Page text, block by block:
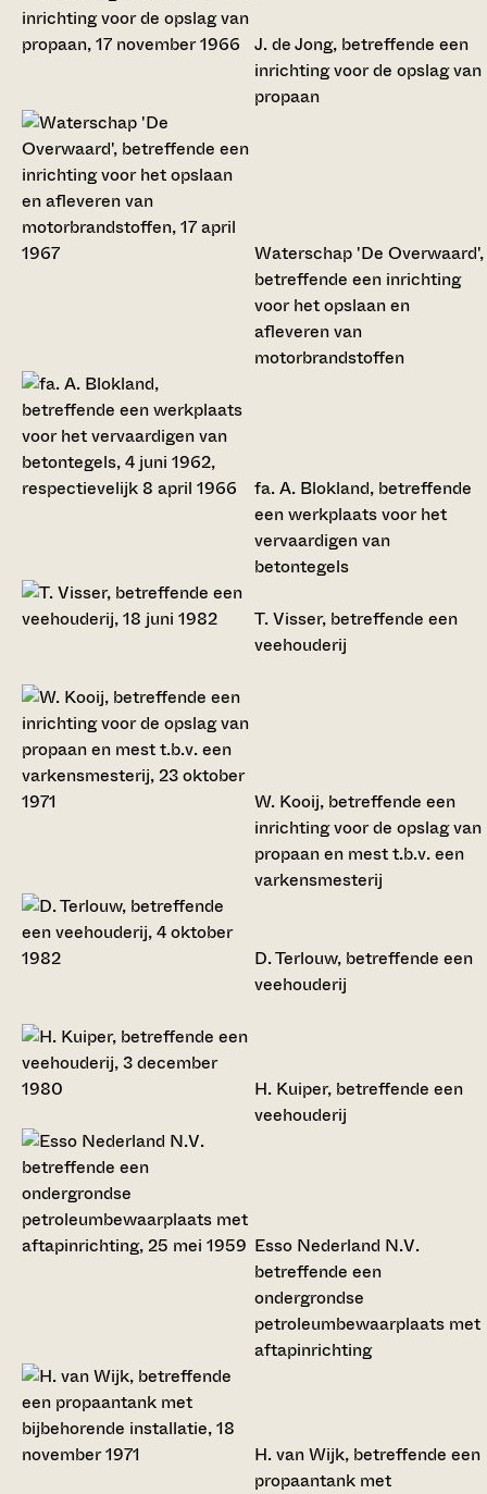
J. de Jong, betreffende een
inrichting voor de opslag van
propaan
Waterschap 'De Overwaard',
betreffende een inrichting
voor het opslaan en
afleveren van
motorbrandstoffen
fa. A. Blokland, betreffende
een werkplaats voor het
vervaardigen van
betontegels
T. Visser, betreffende een
veehouderij
W. Kooij, betreffende een
inrichting voor de opslag van
propaan en mest t.b.v. een
varkensmesterij
D. Terlouw, betreffende een
veehouderij
H. Kuiper, betreffende een
veehouderij
Esso Nederland N.V.
betreffende een
ondergrondse
petroleumbewaarplaats met
aftapinrichting
H. van Wijk, betreffende een
propaantank met